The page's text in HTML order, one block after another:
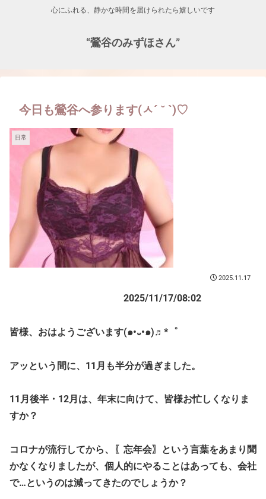
心にふれる、静かな時間を届けられたら嬉しいです
“鶯谷のみずほさん”
今日も鶯谷へ参ります(ㅅ´ ˘ `)♡
日常
2025.11.17
2025/11/17/08:02
皆様、おはようございます(๑•᎑•๑)♬*゜
アッという間に、11月も半分が過ぎました。
11月後半・12月は、年末に向けて、皆様お忙しくなりま
すか？
コロナが流行してから、〖忘年会〗という言葉をあまり聞
かなくなりましたが、個人的にやることはあっても、会社
で…というのは減ってきたのでしょうか？